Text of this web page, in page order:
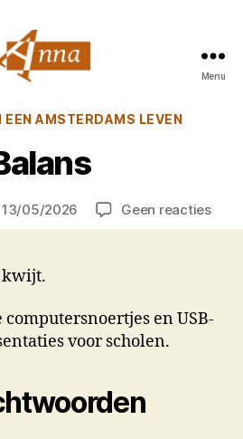
van
Menu
Categorieën
EEN AMSTERDAMS LEVEN
13/05/2026 Geen reactiesop
kwijt.
computersnoertjes en USB-
voor scholen.